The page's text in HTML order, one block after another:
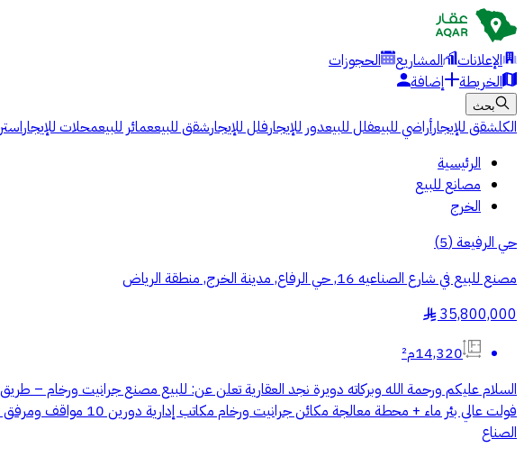
الإعلانات المشاريع
الحجوزات
الخريطة
إضافة
بحث
الكلشقق للإيجارأراضي للبيعفلل للبيعدور للإيجارفلل للإيجارشقق للبيععمائر للبيعمحلات للإيجار
الرئيسية
مصانع للبيع
الخرج
حي الرفيعة(
5
)
مصنع للبيع في شارع الصناعيه 16, حي الرفاع, مدينة الخرج, منطقة الرياض
35,800,000
§
14,320م²
فولت عالي بئر ماء +
الصناع